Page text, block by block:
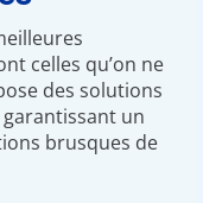
celles qu’on ne
des solutions
un
brusques de